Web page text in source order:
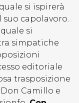
si ispirerà
capolavoro.
si
simpatiche
editoriale
trasposizione
Camillo e